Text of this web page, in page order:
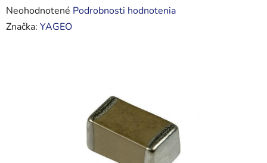
Priemerné
hodnotenie
Neohodnotené Podrobnosti hodnotenia
Značka: YAGEO